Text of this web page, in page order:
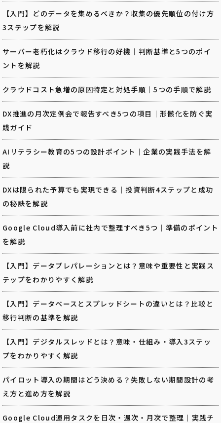
【入門】どのデータを集めるべきか？収集の優先順位の付け方
3ステップを解説
サーバー老朽化はクラウド移行の好機｜判断基準と5つのポイ
ントを解説
クラウドコスト急増の原因特定と対処手順｜5つの手順で解説
DX推進の月次定例会で報告すべき5つの項目｜形骸化を防ぐ実
践ガイド
AIリテラシー教育の5つの設計ポイント｜企業の実践手法を解
説
DXは限られた予算でも実現できる｜投資判断4ステップと成功
の秘訣を解説
Google Cloud導入前に社内で整理すべき5つ｜準備のポイント
を解説
【入門】データプレパレーションとは？意味や重要性と実践ス
テップをわかりやすく解説
【入門】データベースとスプレッドシートの違いとは？比較と
移行判断の基準を解説
【入門】デジタルスレッドとは？意味・仕組み・導入3ステッ
プをわかりやすく解説
パイロット導入の期間はどう決める？失敗しない期間設計の考
え方と進め方を解説
Google Cloud運用タスクを日次・週次・月次で整理｜実践チ